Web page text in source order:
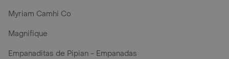
Myriam Camhi Co
Magnifique
Empanaditas de Pipian - Empanadas